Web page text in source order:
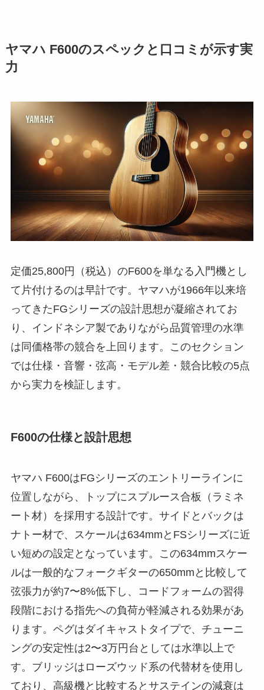
ヤマハ F600のスペックと口コミが示す実
力
定価25,800円（税込）のF600を単なる入門機とし
て片付けるのは早計です。ヤマハが1966年以来培
ってきたFGシリーズの設計思想が凝縮されてお
り、インドネシア製でありながら品質管理の水準
は同価格帯の競合を上回ります。このセクション
では仕様・音響・弦高・モデル差・競合比較の5点
から実力を検証します。
F600の仕様と設計思想
ヤマハ F600はFGシリーズのエントリーラインに
位置しながら、トップにスプルース合板（ラミネ
ート材）を採用する設計です。サイドとバックは
ナトー材で、スケールは634mmとFSシリーズに近
い短めの設定となっています。この634mmスケー
ルは一般的なフォークギターの650mmと比較して
弦張力が約7〜8%低下し、コードフォームの習得
段階における指先への負荷が軽減される効果があ
ります。ペグはダイキャストタイプで、チューニ
ングの安定性は2〜3万円台としては水準以上で
す。ブリッジはローズウッド系の代替材を使用し
ており、高級機と比較するとサステインの減衰は